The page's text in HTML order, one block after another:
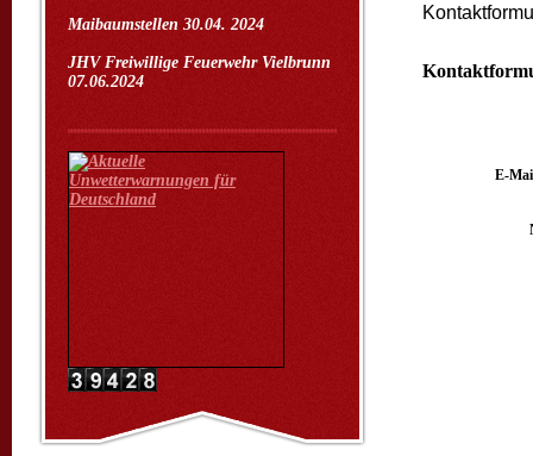
Maibaumstellen 30.04. 2024
JHV Freiwillige Feuerwehr Vielbrunn
07.06.2024
E-